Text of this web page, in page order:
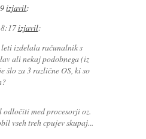
izjavil:
izjavil:
izdelala računalnik s
ali nekaj podobnega (iz
šlo za 3 različne OS, ki so
odločiti med procesorji oz.
vseh treh cpujev skupaj...